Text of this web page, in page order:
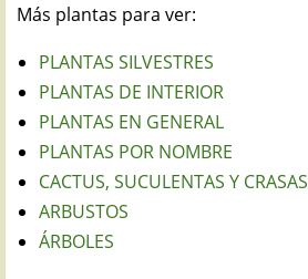
Más plantas para ver:
PLANTAS SILVESTRES
PLANTAS DE INTERIOR
PLANTAS EN GENERAL
PLANTAS POR NOMBRE
CACTUS, SUCULENTAS Y CRASAS
ARBUSTOS
ÁRBOLES